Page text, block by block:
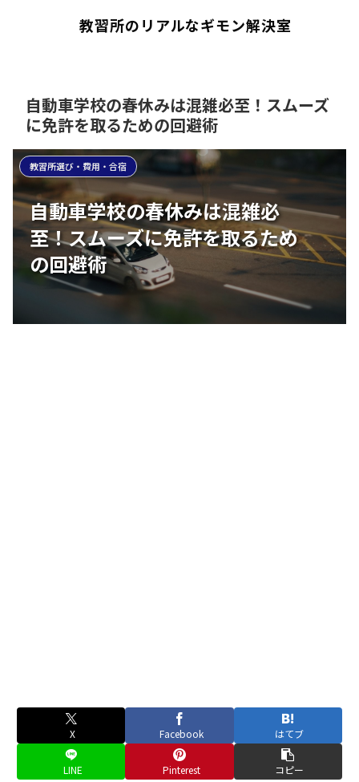
教習所のリアルなギモン解決室
自動車学校の春休みは混雑必至！スムーズ
に免許を取るための回避術
自動車学校の春休みは混雑必
至！スムーズに免許を取るため
の回避術
教習所選び・費用・合宿
X Facebook はてブ
LINE Pinterest コピー